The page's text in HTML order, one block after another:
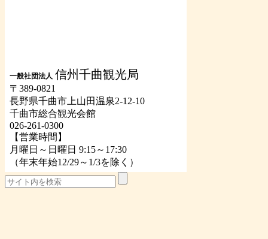
一般社団法人 信州千曲観光局
〒389-0821
長野県千曲市上山田温泉2-12-10
千曲市総合観光会館
026-261-0300
【営業時間】
月曜日～日曜日 9:15～17:30
（年末年始12/29～1/3を除く）